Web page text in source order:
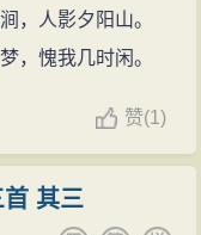
，人影夕阳山。
，愧我几时闲。
赞(1)
其三